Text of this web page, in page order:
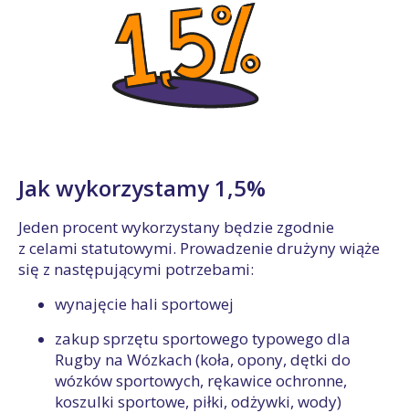
Jak wykorzystamy 1,5%
Jeden procent wykorzystany będzie zgodnie
z celami statutowymi. Prowadzenie drużyny wiąże
się z następującymi potrzebami:
wynajęcie hali sportowej
zakup sprzętu sportowego typowego dla
Rugby na Wózkach (koła, opony, dętki do
wózków sportowych, rękawice ochronne,
koszulki sportowe, piłki, odżywki, wody)